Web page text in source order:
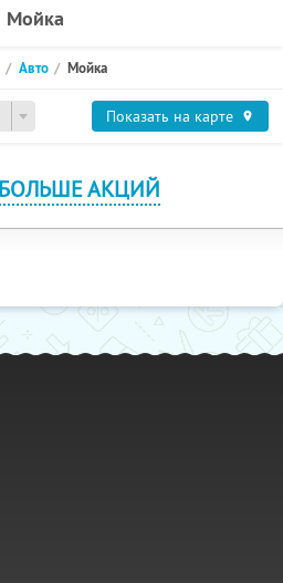
Мойка
Авто Мойка
Показать на карте
АКЦИЙ